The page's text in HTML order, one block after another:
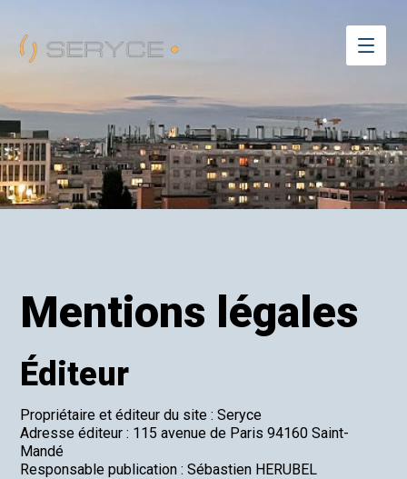
Mentions légales
Éditeur
Propriétaire et éditeur du site : Seryce
Adresse éditeur : 115 avenue de Paris 94160 Saint-
Mandé
Responsable publication : Sébastien HERUBEL